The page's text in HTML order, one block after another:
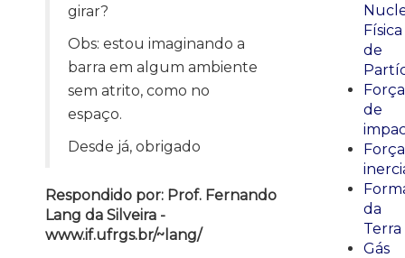
girar?
Obs: estou imaginando a
barra em algum ambiente
sem atrito, como no
espaço.
Desde já, obrigado
Respondido por: Prof. Fernando
Lang da Silveira -
www.if.ufrgs.br/~lang/
Física
de
Força
de
da
Terra
Gás